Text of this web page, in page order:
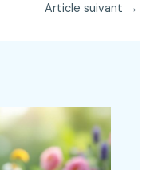
Article suivant →